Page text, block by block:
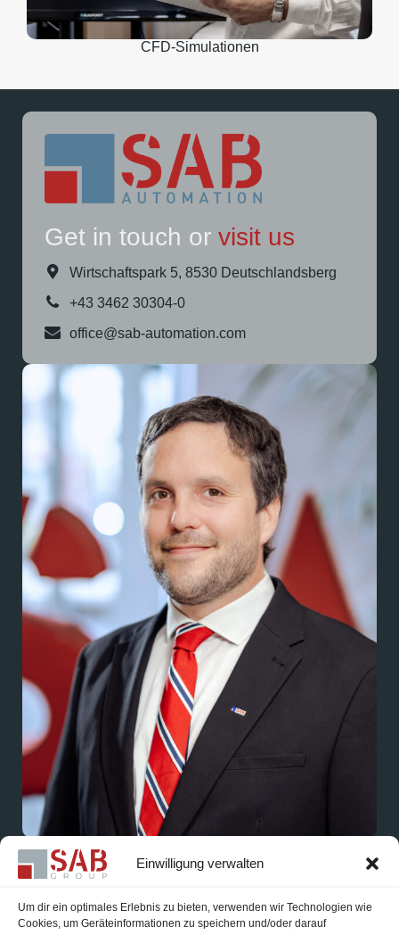
Einwilligung verwalten
Um dir ein optimales Erlebnis zu bieten, verwenden wir Technologien wie
Cookies, um Geräteinformationen zu speichern und/oder darauf
CFD-Simulationen
Markus Kirschner
Gesellschafter & Leitung Robotik
Get in touch or visit us
Wirtschaftspark 5, 8530 Deutschlandsberg
+43 3462 30304-0
office@sab-automation.com